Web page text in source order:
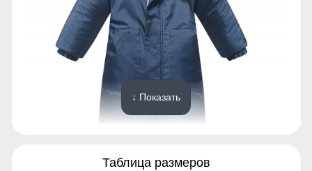
↓ Показать
Таблица размеров